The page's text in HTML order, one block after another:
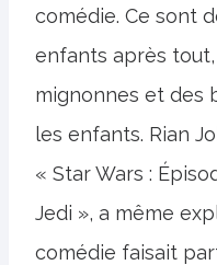
comédie. Ce sont
enfants après
mignonnes et des
les enfants. Rian
« Star Wars :
Jedi », a même
comédie faisait